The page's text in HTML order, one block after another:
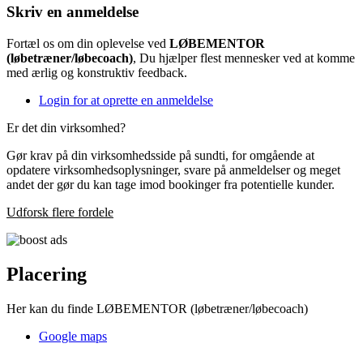
Skriv en anmeldelse
Fortæl os om din oplevelse ved LØBEMENTOR
(løbetræner/løbecoach), Du hjælper flest mennesker ved at komme
med ærlig og konstruktiv feedback.
Login for at oprette en anmeldelse
Er det din virksomhed?
Gør krav på din virksomhedsside på sundti, for omgående at
opdatere virksomhedsoplysninger, svare på anmeldelser og meget
andet der gør du kan tage imod bookinger fra potentielle kunder.
Udforsk flere fordele
Placering
Her kan du finde LØBEMENTOR (løbetræner/løbecoach)
Google maps